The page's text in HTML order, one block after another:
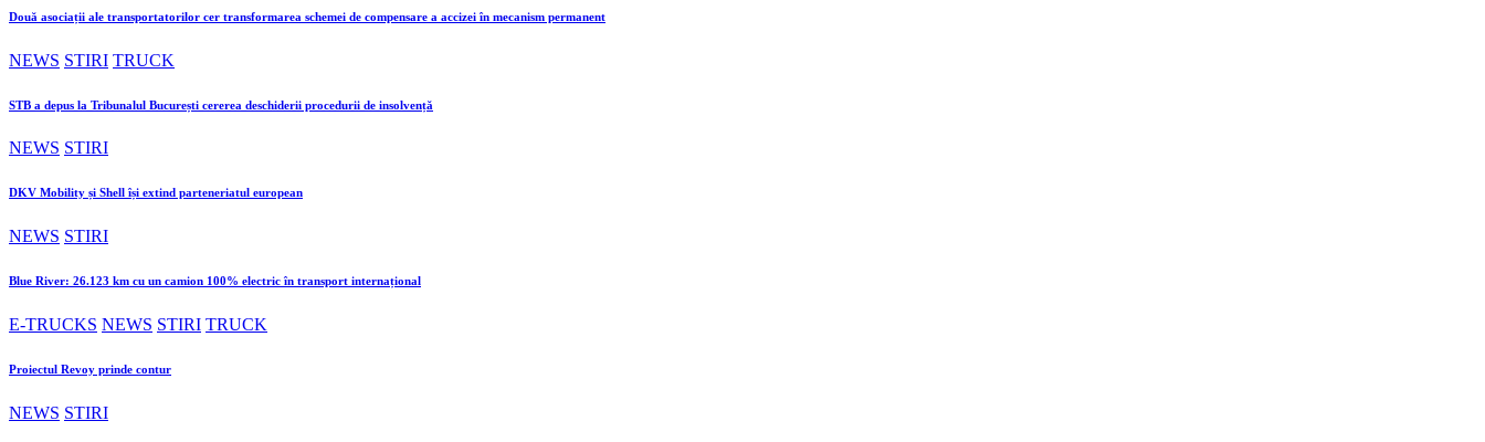
Două asociații ale transportatorilor cer transformarea schemei de compensare a accizei în mecanism permanent
NEWS STIRI TRUCK
STB a depus la Tribunalul București cererea deschiderii procedurii de insolvență
NEWS STIRI
DKV Mobility și Shell își extind parteneriatul european
NEWS STIRI
Blue River: 26.123 km cu un camion 100% electric în transport internațional
E-TRUCKS NEWS STIRI TRUCK
Proiectul Revoy prinde contur
NEWS STIRI